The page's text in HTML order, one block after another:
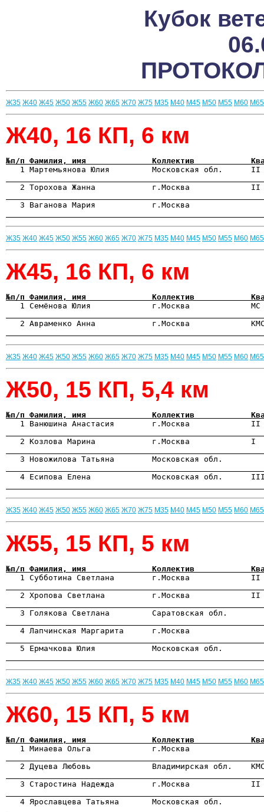
Кубок
Ж35 Ж40 Ж45 Ж50 Ж55 Ж60 Ж65 Ж70 Ж75 М35 М40 М45 М50 М55 М60 М65
Ж40, 16 КП, 6 км
№п/п Фамилия, имя              Коллектив
1 Мартемьянова Юлия         Московская обл.
Ж35 Ж40 Ж45 Ж50 Ж55 Ж60 Ж65 Ж70 Ж75 М35 М40 М45 М50 М55 М60 М65
Ж45, 16 КП, 6 км
№п/п Фамилия, имя              Коллектив
1 Семёнова Юлия             г.Москва
Ж35 Ж40 Ж45 Ж50 Ж55 Ж60 Ж65 Ж70 Ж75 М35 М40 М45 М50 М55 М60 М65
Ж50, 15 КП, 5,4 км
№п/п Фамилия, имя              Коллектив
1 Ванюшина Анастасия        г.Москва
2 Козлова Марина            г.Москва             I
Ж35 Ж40 Ж45 Ж50 Ж55 Ж60 Ж65 Ж70 Ж75 М35 М40 М45 М50 М55 М60 М65
Ж55, 15 КП, 5 км
№п/п Фамилия, имя              Коллектив
1 Субботина Светлана        г.Москва
2 Хропова Светлана          г.Москва
3 Голякова Светлана         Саратовская
Ж35 Ж40 Ж45 Ж50 Ж55 Ж60 Ж65 Ж70 Ж75 М35 М40 М45 М50 М55 М60 М65
Ж60, 15 КП, 5 км
№п/п Фамилия, имя              Коллектив
1 Минаева Ольга             г.Москва
2 Дуцева Любовь             Владимирская обл.